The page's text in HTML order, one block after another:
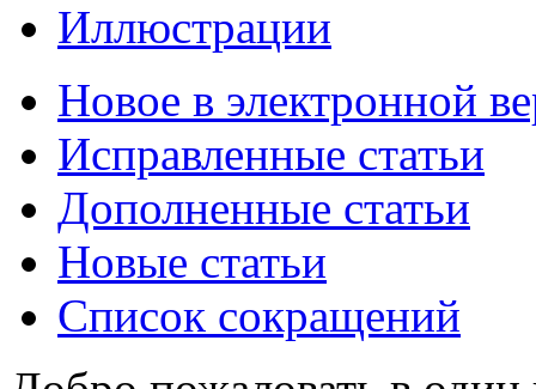
Иллюстрации
Новое в электронной
Исправленные статьи
Дополненные статьи
Новые статьи
Список сокращений